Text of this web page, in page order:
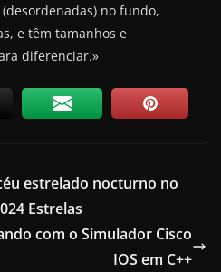
no fundo,
e têm tamanhos e
diferenciar.»
estrelado nocturno no
Estrelas
com o Simulador Cisco
IOS em C++